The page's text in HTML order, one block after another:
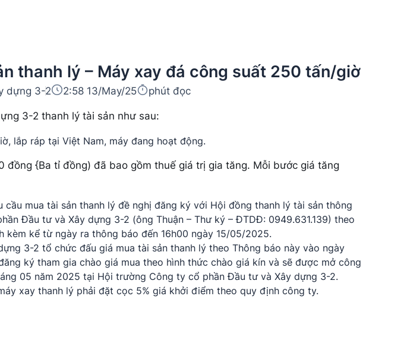
thanh lý – Máy xay đá công suất 250 tấn/giờ
dựng 3-2 2:58 13/May/25 phút đọc
3-2 thanh lý tài sản như sau:
lắp ráp tại Việt Nam, máy đang hoạt động.
{Ba tỉ đồng) đã bao gồm thuế giá trị gia tăng. Mỗi bước giá tăng
cầu mua tài sản thanh lý đề nghị đăng ký với Hội đồng thanh lý tài sản thông
Đầu tư và Xây dựng 3-2 (ông Thuận – Thư ký – ĐTDĐ: 0949.631.139) theo
kèm kể từ ngày ra thông báo đến 16h00 ngày 15/05/2025.
3-2 tổ chức đấu giá mua tài sản thanh lý theo Thông báo này vào ngày
ký tham gia chào giá mua theo hình thức chào giá kín và sẽ được mở công
05 năm 2025 tại Hội trường Công ty cổ phần Đầu tư và Xây dựng 3-2.
xay thanh lý phải đặt cọc 5% giá khởi điểm theo quy định công ty.